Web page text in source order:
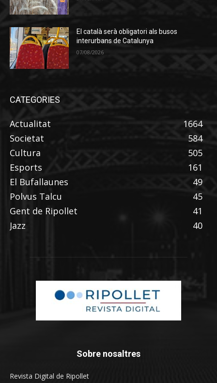
El català serà obligatori als busos
interurbans de Catalunya
07/08/2026
CATEGORIES
Actualitat
1664
Societat
584
Cultura
505
Esports
161
El Bufallaunes
49
Polvus Talcu
45
Gent de Ripollet
41
Jazz
40
Sobre nosaltres
Revista Digital de Ripollet